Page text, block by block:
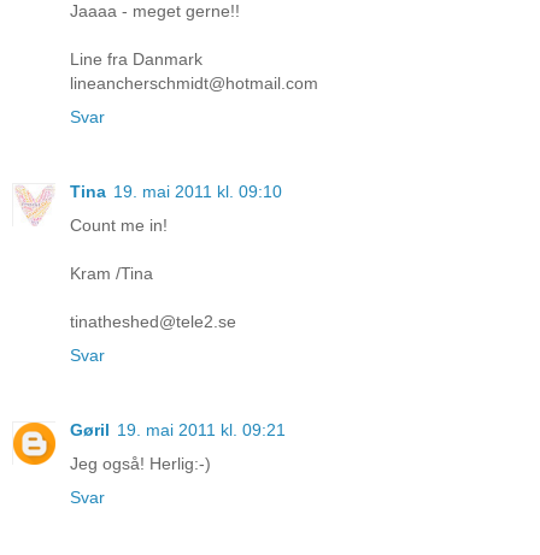
Jaaaa - meget gerne!!
Line fra Danmark
lineancherschmidt@hotmail.com
Svar
Tina 19. mai 2011 kl. 09:10
Count me in!
Kram /Tina
tinatheshed@tele2.se
Svar
Gøril 19. mai 2011 kl. 09:21
Jeg også! Herlig:-)
Svar